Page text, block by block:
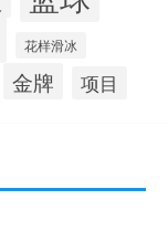
花样滑冰
金牌 项目